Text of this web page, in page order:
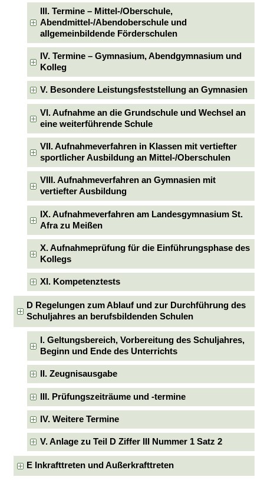
III. Termine – Mittel-/Oberschule,
Abendmittel-/Abendoberschule und
allgemeinbildende Förderschulen
IV. Termine – Gymnasium, Abendgymnasium und
Kolleg
V. Besondere Leistungsfeststellung an Gymnasien
VI. Aufnahme an die Grundschule und Wechsel an
eine weiterführende Schule
VII. Aufnahmeverfahren in Klassen mit vertiefter
sportlicher Ausbildung an Mittel-/Oberschulen
VIII. Aufnahmeverfahren an Gymnasien mit
vertiefter Ausbildung
IX. Aufnahmeverfahren am Landesgymnasium St.
Afra zu Meißen
X. Aufnahmeprüfung für die Einführungsphase des
Kollegs
XI. Kompetenztests
D Regelungen zum Ablauf und zur Durchführung des
Schuljahres an berufsbildenden Schulen
I. Geltungsbereich, Vorbereitung des Schuljahres,
Beginn und Ende des Unterrichts
II. Zeugnisausgabe
III. Prüfungszeiträume und -termine
IV. Weitere Termine
V. Anlage zu Teil D Ziffer III Nummer 1 Satz 2
E Inkrafttreten und Außerkrafttreten